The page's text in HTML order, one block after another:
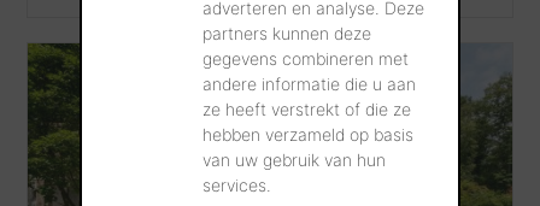
adverteren en analyse. Deze
partners kunnen deze
gegevens combineren met
andere informatie die u aan
ze heeft verstrekt of die ze
hebben verzameld op basis
van uw gebruik van hun
services.